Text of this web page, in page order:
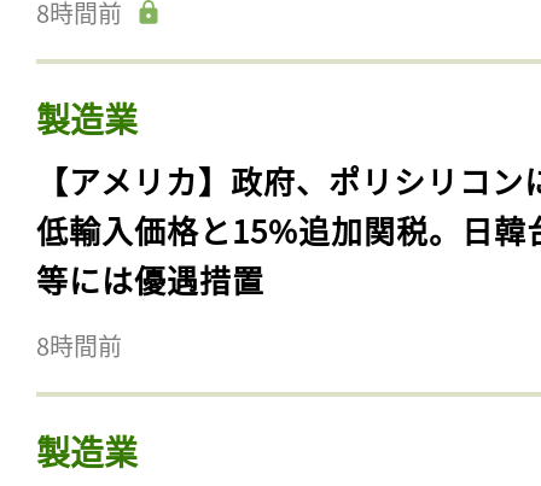
8時間前
製造業
【アメリカ】政府、ポリシリコン
低輸入価格と15%追加関税。日韓
等には優遇措置
8時間前
製造業